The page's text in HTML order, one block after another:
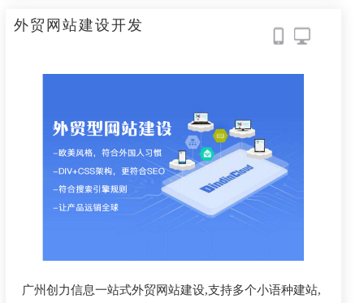
外贸网站建设开发
广州创力信息一站式外贸网站建设,支持多个小语种建站,